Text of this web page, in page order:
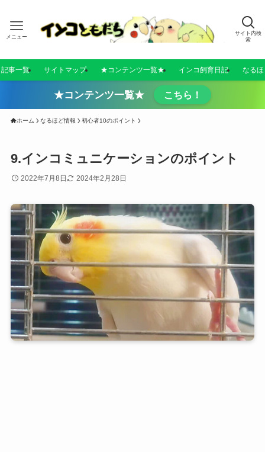
サイト内検
索
メニュー
事一覧 サイトマップ ★コンテンツ一覧★ インコ飼育日記 なる
★コンテンツ一覧★ こちら！
ホーム なるほど情報 初心者10のポイント
9.インコミュニケーションのポイント
2022年7月8日 2024年2月28日